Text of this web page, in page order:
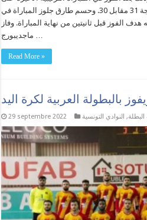
حساب نادي الخليج السعودي بنتيجة 31 مقابل 30. وحسم طارق جلوز المباراة في
هدف الفوز قبل ثانيتين من نهاية المباراة. وفاز
ماجديبورج …
Read More »
بالبطولة العربية لكرة اليد
29 septembre 2022 البطلة, النوادي التونسية